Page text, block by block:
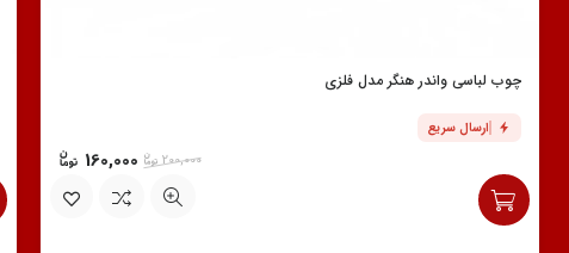
چوب لباسی واندر هنگر مدل فلزی
ارسال سریع
200,000
160,000